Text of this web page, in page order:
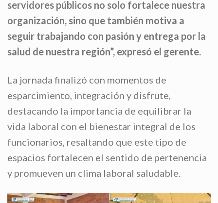
servidores públicos no solo fortalece nuestra
organización, sino que también motiva a
seguir trabajando con pasión y entrega por la
salud de nuestra región”, expresó el gerente.
La jornada finalizó con momentos de
esparcimiento, integración y disfrute,
destacando la importancia de equilibrar la
vida laboral con el bienestar integral de los
funcionarios, resaltando que este tipo de
espacios fortalecen el sentido de pertenencia
y promueven un clima laboral saludable.